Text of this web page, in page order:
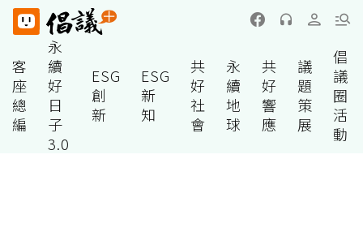
客
座
總
編
永
續
好
日
子
3.0
ESG
創
新
ESG
新
知
共
好
社
會
永
續
地
球
共
好
響
應
議
題
策
展
倡
議
圈
活
動